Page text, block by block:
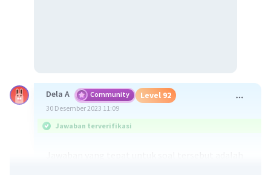
Dela A Community Level 92
30 Desember 2023 11:09
Jawaban terverifikasi